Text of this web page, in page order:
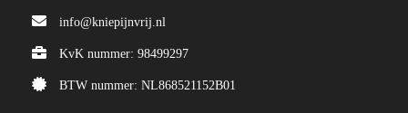
info@kniepijnvrij.nl
KvK nummer: 98499297
BTW nummer: NL868521152B01